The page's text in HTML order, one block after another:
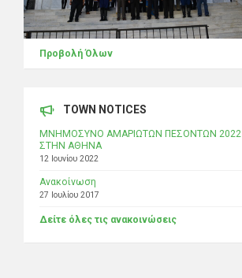
Προβολή Όλων
TOWN NOTICES
ΜΝΗΜΟΣΥΝΟ ΑΜΑΡΙΩΤΩΝ ΠΕΣΟΝΤΩΝ 2022
ΣΤΗΝ ΑΘΗΝΑ
12 Ιουνίου 2022
Ανακοίνωση
27 Ιουλίου 2017
Δείτε όλες τις ανακοινώσεις